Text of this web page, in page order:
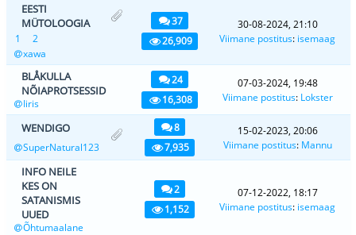
EESTI
MÜTOLOOGIA
1
2
xawa
37
26,909
30-08-2024, 21:10
Viimane postitus: isemaag
BLÅKULLA
NÕIAPROTSESSID
Iiris
24
16,308
07-03-2024, 19:48
Viimane postitus: Lokster
WENDIGO
SuperNatural123
8
7,935
15-02-2023, 20:06
Viimane postitus: Mannu
INFO NEILE
KES ON
SATANISMIS
UUED
Õhtumaalane
2
1,152
07-12-2022, 18:17
Viimane postitus: isemaag